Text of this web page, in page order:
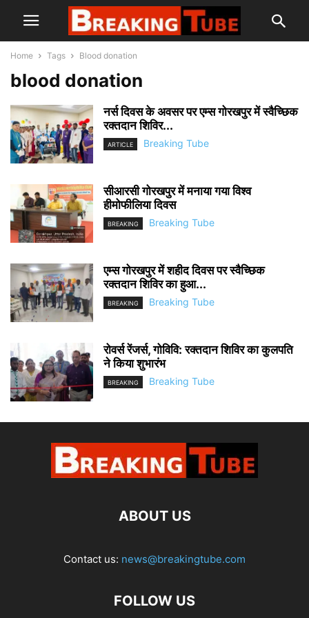
Home Tags Blood donation
blood donation
नर्स दिवस के अवसर पर एम्स गोरखपुर में स्वैच्छिक
रक्तदान शिविर...
ARTICLE Breaking Tube
सीआरसी गोरखपुर में मनाया गया विश्व
हीमोफीलिया दिवस
BREAKING Breaking Tube
एम्स गोरखपुर में शहीद दिवस पर स्वैच्छिक
रक्तदान शिविर का हुआ...
BREAKING Breaking Tube
रोवर्स रेंजर्स, गोविवि: रक्तदान शिविर का कुलपति
ने किया शुभारंभ
BREAKING Breaking Tube
ABOUT US
Contact us: news@breakingtube.com
FOLLOW US